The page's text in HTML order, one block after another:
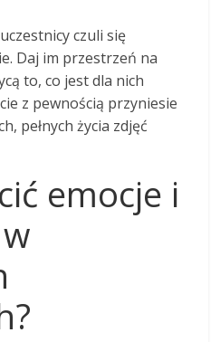
czuli się
Daj im przestrzeń na
to, co jest dla nich
z pewnością przyniesie
pełnych życia zdjęć
emocje i